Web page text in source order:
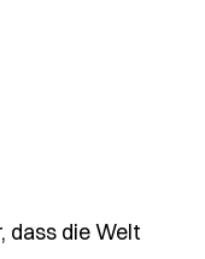
dass die Welt